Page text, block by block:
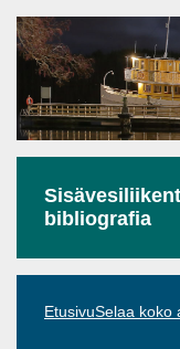
bibliografia
EtusivuSelaa koko